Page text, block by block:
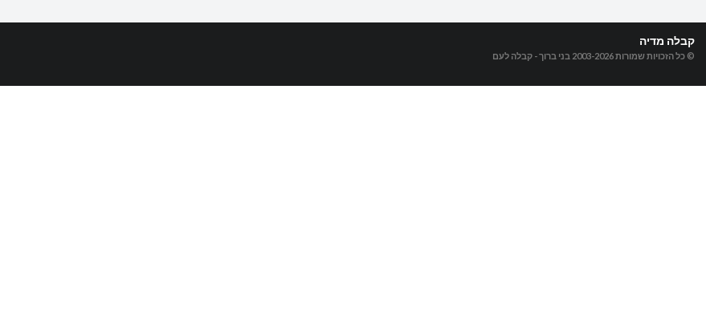
קבלה מדיה
© כל הזכויות שמורות 2003-2026 בני ברוך - קבלה לעם